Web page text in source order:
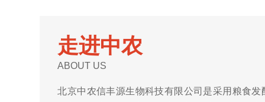
走进中农
ABOUT US
北京中农信丰源生物科技有限公司是采用粮食